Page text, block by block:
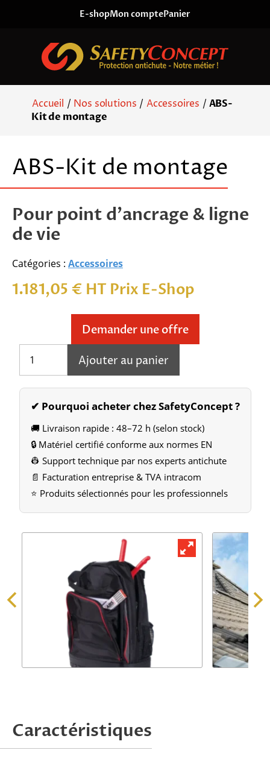
E-shopMon comptePanier
Accueil / Nos solutions / Accessoires / ABS-
Kit de montage
ABS-Kit de montage
Pour point d'ancrage & ligne
de vie
Catégories : Accessoires
1.181,05 € HT Prix E-Shop
Demander une offre
ABS-
Kit
Ajouter au panier
✔ Pourquoi acheter chez SafetyConcept ?
🚚 Livraison rapide : 48–72 h (selon stock)
🔒 Matériel certifié conforme aux normes EN
👷 Support technique par nos experts antichute
📄 Facturation entreprise & TVA intracom
⭐ Produits sélectionnés pour les professionnels
Caractéristiques